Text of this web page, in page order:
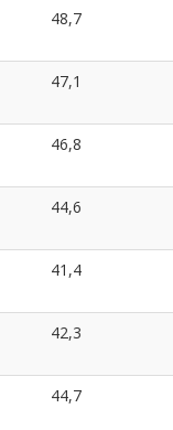
48,7
47,1
46,8
44,6
41,4
42,3
44,7